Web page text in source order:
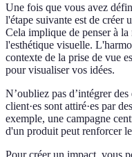
Une fois que vous avez
l'étape suivante est de créer
Cela implique de penser à la
l'esthétique visuelle.
contexte de la prise de vue
pour visualiser vos idées.
N’oubliez pas d’intégrer
client·es sont attiré·es par
exemple, une campagne
d'un produit peut renforcer
Pour créer un impact, vous